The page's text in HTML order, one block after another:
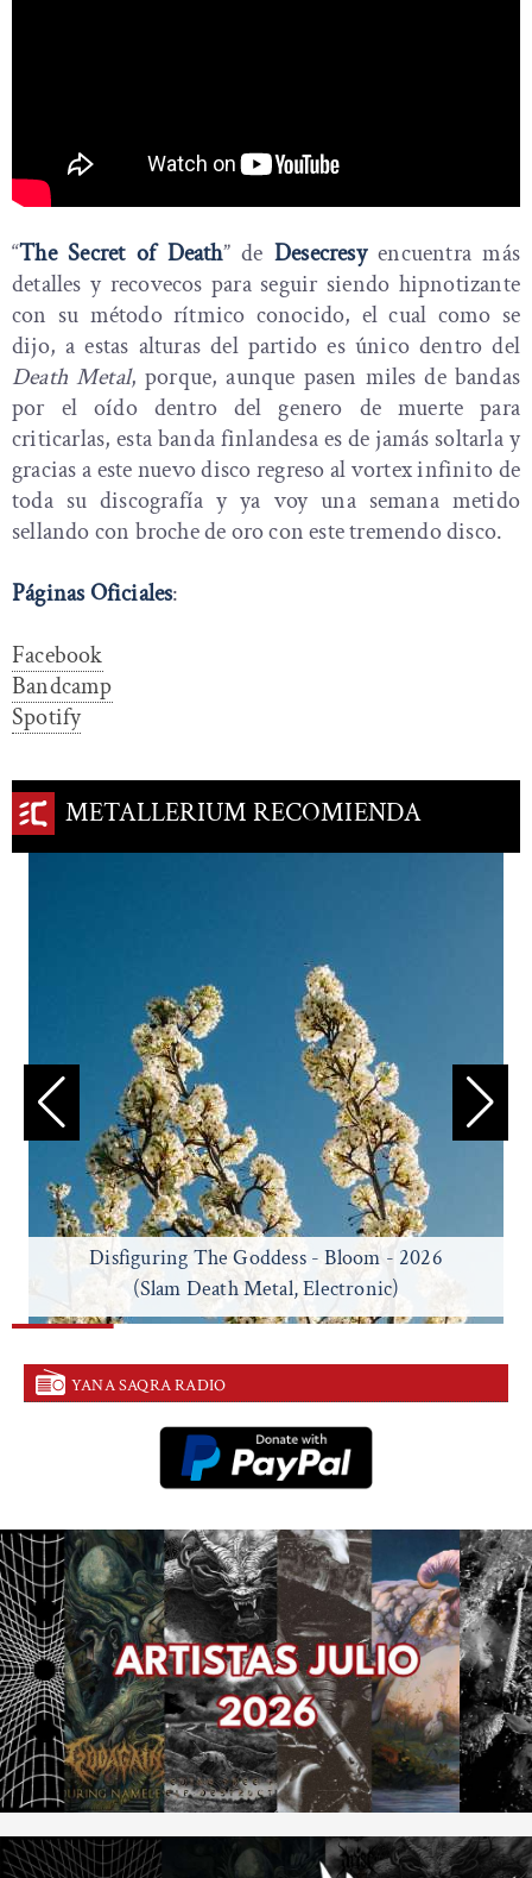
“The Secret of Death” de Desecresyencuentra más
detalles y recovecos para seguir siendo hipnotizante
con su método rítmico conocido, el cual como se
dijo, a estas alturas del partido es único dentro del
Death Metal, porque, aunque pasen miles de bandas
por el oído dentro del genero de muerte para
criticarlas, esta banda finlandesa es de jamás soltarla y
gracias a este nuevo disco regreso al vortex infinito de
toda su discografía y ya voy una semana metido
sellando con broche de oro con este tremendo disco.
Páginas Oficiales:
Facebook
Bandcamp
Spotify
METALLERIUM RECOMIENDA
Disfiguring The Goddess - Bloom - 2026
(Slam Death Metal, Electronic)
YANA SAQRA RADIO